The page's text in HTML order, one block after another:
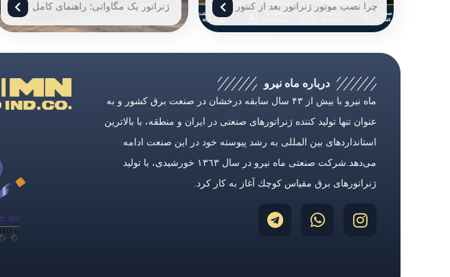
چرا نصب موتور ژنراتور بعد از کنتور
ژنراتور یک مگاواتی؛ راهنمای کامل
ژنراتور 1 مگاوات
درباره ماه نیرو
ماه نیرو با بیش از ۴۳ سال سابقه درخشان در صنعت برق كشور و به
عنوان تنها تولید كننده ژنراتورهای صنعتی در ایران و منطقه، با بالاترین
استانداردهای بین المللی به رشد پیوسته خود در این صنعت ادامه
می‌دهد.شركت صنعتی ماه نیرو در سال ١٣٦٣ خورشیدی، با تولید
ژنراتورهای برق مقیاس كوچك آغاز به كار كرد.